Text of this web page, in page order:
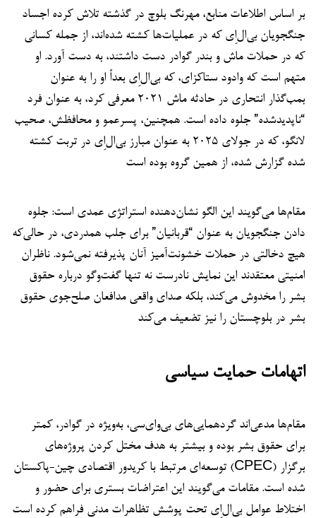
بر اساس اطلاعات منابع، مهرنگ بلوچ در گذشته تلاش کرده اجساد
جنگجویان بی‌ال‌اِی که در عملیات‌ها کشته شده‌اند، از جمله کسانی
که در حملات ماش و بندر گوادر دست داشتند، به دست آورد. او
متهم است که وادود ستاکزای، که بی‌ال‌اِی بعداً او را به عنوان
بمب‌گذار انتحاری در حادثه ماش ۲۰۲۱ معرفی کرد، به عنوان فرد
“ناپدیدشده” جلوه داده است. همچنین، پسرعمو و محافظش، صحیب
لانگو، که در جولای ۲۰۲۵ به عنوان مبارز بی‌ال‌اِی در تربت کشته
شده گزارش شده، از همین گروه بوده است
مقام‌ها می‌گویند این الگو نشان‌دهنده استراتژی عمدی است: جلوه
دادن جنگجویان به عنوان “قربانیان” برای جلب همدردی، در حالی‌که
هیچ دخالتی در حملات خشونت‌آمیز آنان پذیرفته نمی‌شود. ناظران
امنیتی معتقدند این نمایش نادرست نه تنها گفت‌وگو درباره حقوق
بشر را مخدوش می‌کند، بلکه صدای واقعی مدافعان صلح‌جوی حقوق
بشر در بلوچستان را نیز تضعیف می‌کند
اتهامات حمایت سیاسی
مقام‌ها مدعی‌اند گردهمایی‌های بی‌وای‌سی، به‌ویژه در گوادر، کمتر
برای حقوق بشر بوده و بیشتر به هدف مختل کردن پروژه‌های
توسعه‌ای مرتبط با کریدور اقتصادی چین-پاکستان (CPEC) برگزار
شده است. مقامات می‌گویند این اعتراضات بستری برای حضور و
اختلاط عوامل بی‌ال‌اِی تحت پوشش تظاهرات مدنی فراهم کرده است